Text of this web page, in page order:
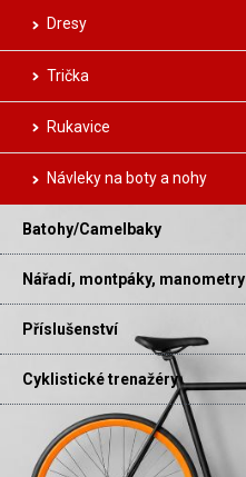
Dresy
Trička
Rukavice
Návleky na boty a nohy
Batohy/Camelbaky
Nářadí, montpáky, manometry
Příslušenství
Cyklistické trenažéry